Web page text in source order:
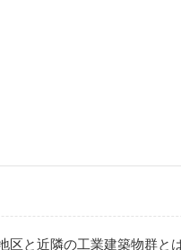
区と近隣の工業建築物群と